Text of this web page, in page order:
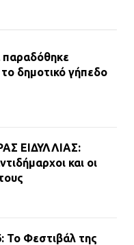
παραδόθηκε
δημοτικό γήπεδο
ΕΙΔΥΛΛΙΑΣ:
και οι
Το Φεστιβάλ της